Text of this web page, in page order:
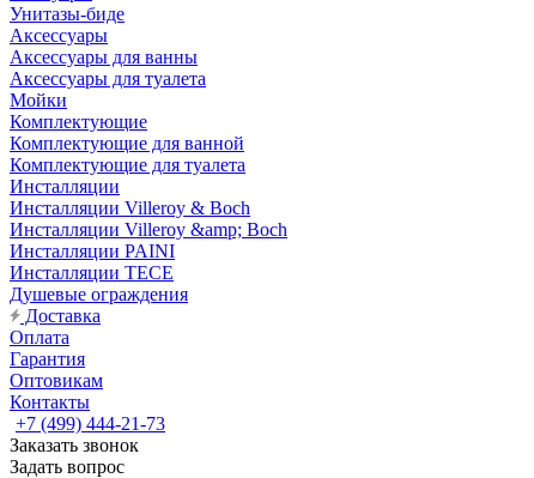
Унитазы-биде
Аксессуары
Аксессуары для ванны
Аксессуары для туалета
Мойки
Комплектующие
Комплектующие для ванной
Комплектующие для туалета
Инсталляции
Инсталляции Villeroy & Boch
Инсталляции Villeroy &amp; Boch
Инсталляции PAINI
Инсталляции TECE
Душевые ограждения
Доставка
Оплата
Гарантия
Оптовикам
Контакты
+7 (499) 444-21-73
Заказать звонок
Задать вопрос